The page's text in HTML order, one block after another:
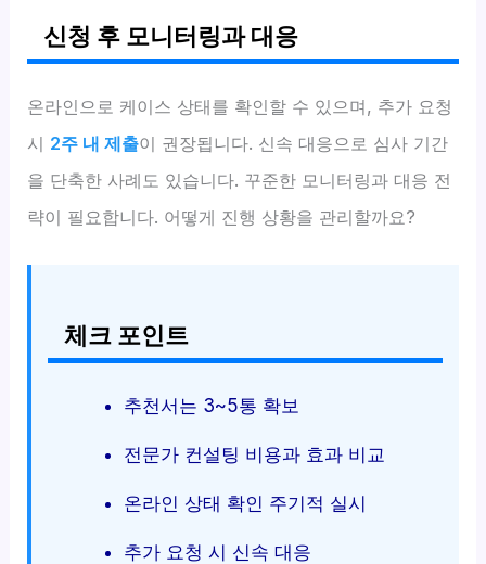
신청 후 모니터링과 대응
온라인으로 케이스 상태를 확인할 수 있으며, 추가 요청
시 2주 내 제출이 권장됩니다. 신속 대응으로 심사 기간
을 단축한 사례도 있습니다. 꾸준한 모니터링과 대응 전
략이 필요합니다. 어떻게 진행 상황을 관리할까요?
체크 포인트
추천서는 3~5통 확보
전문가 컨설팅 비용과 효과 비교
온라인 상태 확인 주기적 실시
추가 요청 시 신속 대응